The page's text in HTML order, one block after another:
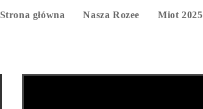
Strona główna Nasza Rozee Miot 2025